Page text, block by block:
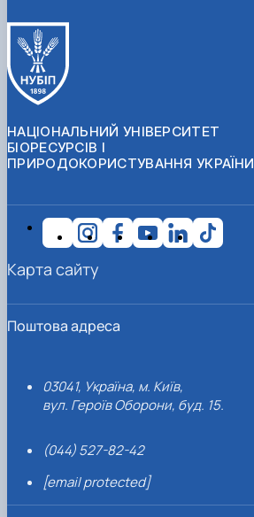
НАЦІОНАЛЬНИЙ УНІВЕРСИТЕТ
БІОРЕСУРСІВ І
ПРИРОДОКОРИСТУВАННЯ УКРАЇНИ
Поштова адреса
03041, Україна, м. Київ,
вул. Героїв Оборони, буд. 15.
(044) 527-82-42
[email protected]
Карта сайту